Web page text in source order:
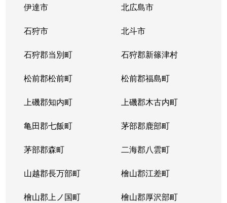
伊達市 北広島市
石狩市 北斗市
石狩郡当別町 石狩郡新篠津村
松前郡松前町 松前郡福島町
上磯郡知内町 上磯郡木古内町
亀田郡七飯町 茅部郡鹿部町
茅部郡森町 二海郡八雲町
山越郡長万部町 檜山郡江差町
檜山郡上ノ国町 檜山郡厚沢部町